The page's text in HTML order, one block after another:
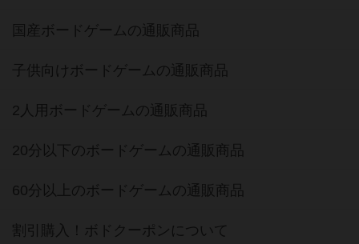
国産ボードゲームの通販商品
子供向けボードゲームの通販商品
2人用ボードゲームの通販商品
20分以下のボードゲームの通販商品
60分以上のボードゲームの通販商品
割引購入！ボドクーポンについて